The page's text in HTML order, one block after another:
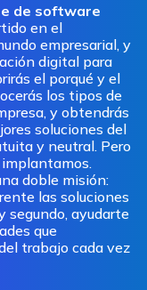
de software
en el
empresarial, y
digital para
el porqué y el
los tipos de
y obtendrás
soluciones del
y neutral. Pero
doble misión:
las soluciones
segundo, ayudarte
que
trabajo cada vez